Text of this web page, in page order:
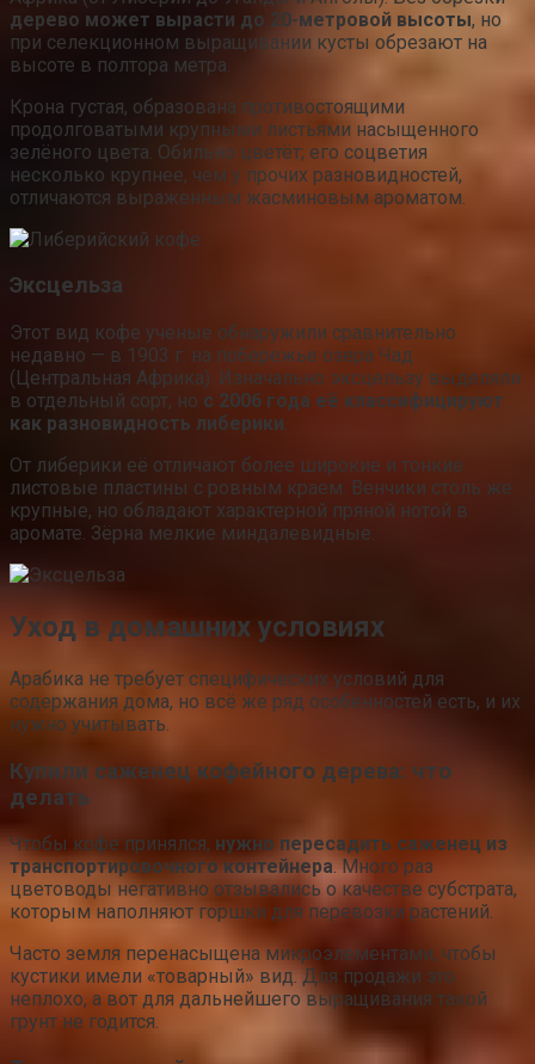
дерево может вырасти до 20-метровой высоты, но
при селекционном выращивании кусты обрезают на
высоте в полтора метра.
Крона густая, образована противостоящими
продолговатыми крупными листьями насыщенного
зелёного цвета. Обильно цветёт; его соцветия
несколько крупнее, чем у прочих разновидностей,
отличаются выраженным жасминовым ароматом.
Эксцельза
Этот вид кофе учёные обнаружили сравнительно
недавно — в 1903 г. на побережье озера Чад
(Центральная Африка). Изначально эксцельзу выделяли
в отдельный сорт, но с 2006 года её классифицируют
как разновидность либерики.
От либерики её отличают более широкие и тонкие
листовые пластины с ровным краем. Венчики столь же
крупные, но обладают характерной пряной нотой в
аромате. Зёрна мелкие миндалевидные.
Уход в домашних условиях
Арабика не требует специфических условий для
содержания дома, но всё же ряд особенностей есть, и их
нужно учитывать.
Купили саженец кофейного дерева: что
делать
Чтобы кофе принялся, нужно пересадить саженец из
транспортировочного контейнера. Много раз
цветоводы негативно отзывались о качестве субстрата,
которым наполняют горшки для перевозки растений.
Часто земля перенасыщена микроэлементами, чтобы
кустики имели «товарный» вид. Для продажи это
неплохо, а вот для дальнейшего выращивания такой
грунт не годится.